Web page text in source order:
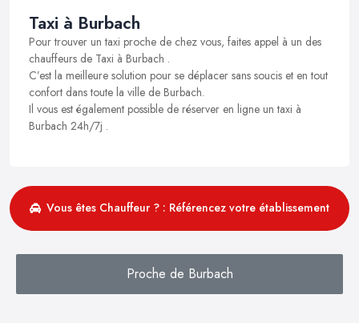
Taxi à Burbach
Pour trouver un taxi proche de chez vous, faites appel à un des
chauffeurs de Taxi à Burbach .
C’est la meilleure solution pour se déplacer sans soucis et en tout
confort dans toute la ville de Burbach.
Il vous est également possible de réserver en ligne un taxi à
Burbach 24h/7j .
Vous êtes Chauffeur ? : Référencez votre établissement
Proche de Burbach